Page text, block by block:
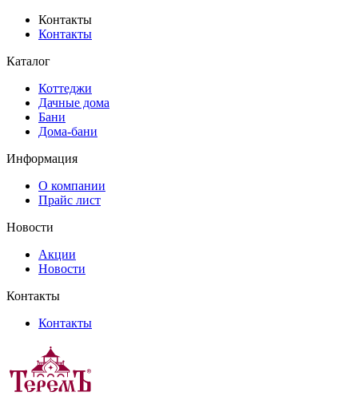
Контакты
Контакты
Каталог
Коттеджи
Дачные дома
Бани
Дома-бани
Информация
О компании
Прайс лист
Новости
Акции
Новости
Контакты
Контакты